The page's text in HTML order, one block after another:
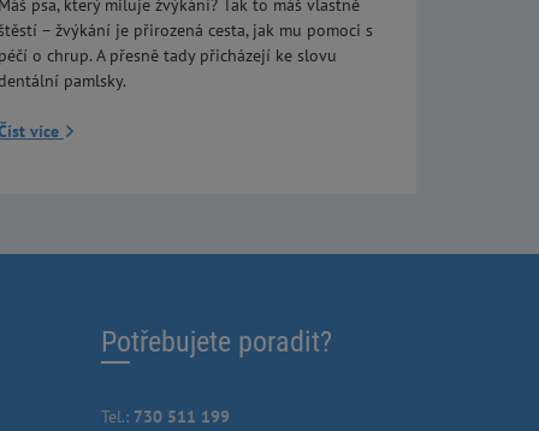
Máš psa, který miluje žvýkání? Tak to máš vlastně
– žvýkání je přirozená cesta, jak mu pomoci s
péčí o chrup. A přesně tady přicházejí ke slovu
pamlsky.
více
Potřebujete poradit?
Tel.: 730 511 199